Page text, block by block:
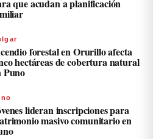
que acudan a planificación
forestal en Orurillo afecta
hectáreas de cobertura natural
Puno
lideran inscripciones para
masivo comunitario en